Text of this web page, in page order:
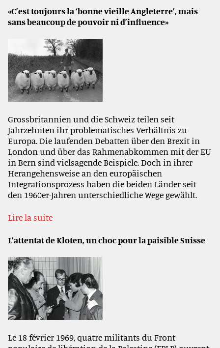
«C’est toujours la ‘bonne vieille Angleterre’, mais
sans beaucoup de pouvoir ni d’influence»
Grossbritannien und die Schweiz teilen seit
Jahrzehnten ihr problematisches Verhältnis zu
Europa. Die laufenden Debatten über den Brexit in
London und über das Rahmenabkommen mit der EU
in Bern sind vielsagende Beispiele. Doch in ihrer
Herangehensweise an den europäischen
Integrationsprozess haben die beiden Länder seit
den 1960er-Jahren unterschiedliche Wege gewählt.
Lire la suite
L’attentat de Kloten, un choc pour la paisible Suisse
Le 18 février 1969, quatre militants du Front